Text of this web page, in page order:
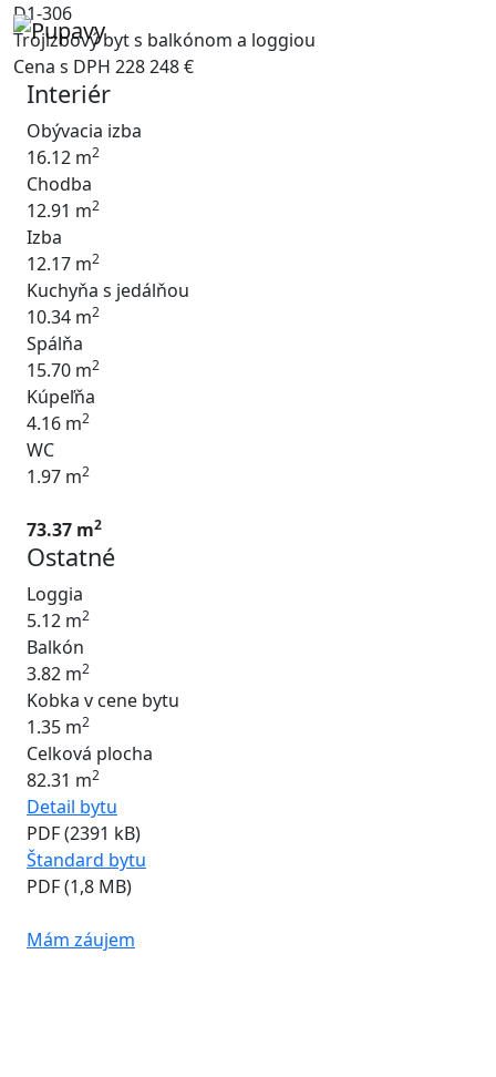
D1-306
Trojizbový byt s balkónom a loggiou
Cena s DPH 228 248 €
Interiér
Obývacia izba
16.12 m2
Chodba
12.91 m2
Izba
12.17 m2
Kuchyňa s jedálňou
10.34 m2
Spálňa
15.70 m2
Kúpeľňa
4.16 m2
WC
1.97 m2
73.37 m2
Ostatné
Loggia
5.12 m2
Balkón
3.82 m2
Kobka v cene bytu
1.35 m2
Celková plocha
82.31 m2
Detail bytu
PDF (2391 kB)
Štandard bytu
PDF (1,8 MB)
Mám záujem